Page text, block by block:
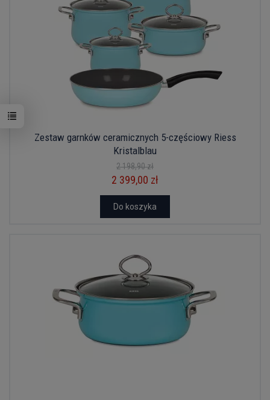
Zestaw garnków ceramicznych 5-częściowy Riess
Kristalblau
2 198,90 zł
2 399,00 zł
Do koszyka